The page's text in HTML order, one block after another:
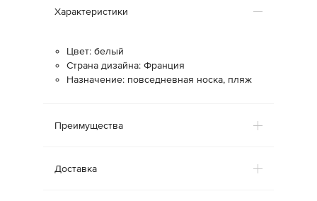
Характеристики
Цвет: белый
Страна дизайна: Франция
Назначение: повседневная носка, пляж
Преимущества
Доставка